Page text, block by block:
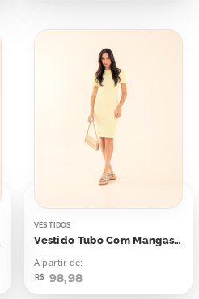
VESTIDOS
Vestido Tubo Com Mangas Canelado Flash Yellow
A partir de:
R$ 98,98